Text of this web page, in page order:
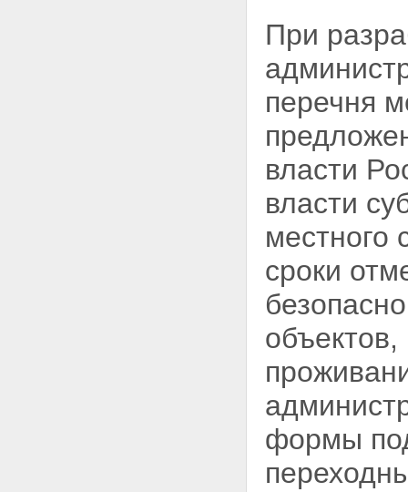
При
перечня
власти
власти
местного
сроки
формы